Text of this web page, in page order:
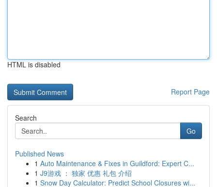
HTML is disabled
Report Page
Search
Go
Published News
1 Auto Maintenance & Fixes in Guildford: Expert C...
1 J9游戏 ： 独家 优惠 礼包 介绍
1 Snow Day Calculator: Predict School Closures wi...